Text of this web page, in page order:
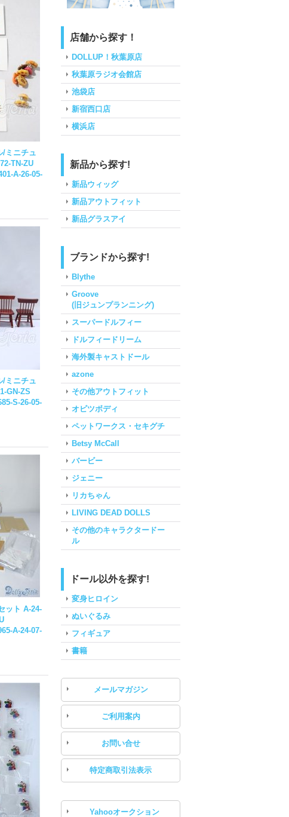
/ミニチュ
TN-ZU
A-26-05-
/ミニチュ
GN-ZS
S-26-05-
ット A-24-
A-24-07-
店舗から探す！
DOLLUP！秋葉原店
秋葉原ラジオ会館店
池袋店
新宿西口店
横浜店
新品から探す!
新品ウィッグ
新品アウトフィット
新品グラスアイ
ブランドから探す!
Blythe
Groove
(旧ジュンプランニング)
スーパードルフィー
ドルフィードリーム
海外製キャストドール
azone
その他アウトフィット
オビツボディ
ペットワークス・セキグチ
Betsy McCall
バービー
ジェニー
リカちゃん
LIVING DEAD DOLLS
その他のキャラクタードー
ル
ドール以外を探す!
変身ヒロイン
ぬいぐるみ
フィギュア
書籍
メールマガジン
ご利用案内
お問い合せ
特定商取引法表示
Yahooオークション